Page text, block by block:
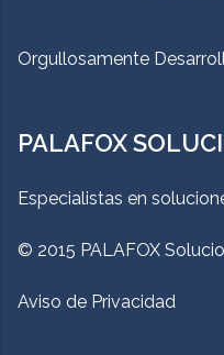
Orgullosamente
PALAFOX
Especialistas en
© 2015 PALAFOX
Aviso de Privacidad